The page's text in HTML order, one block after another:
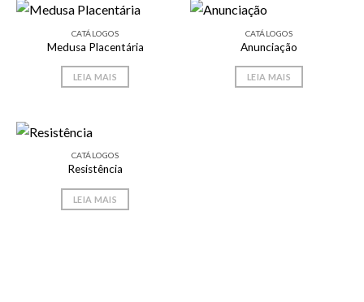
CATÁLOGOS
Medusa Placentária
LEIA MAIS
CATÁLOGOS
Anunciação
LEIA MAIS
CATÁLOGOS
Resistência
LEIA MAIS